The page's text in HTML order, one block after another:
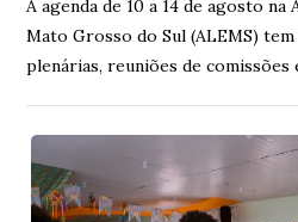
A agenda de 10 a 14 de agosto
Mato Grosso do Sul (ALEMS) tem
plenárias, reuniões de comissões